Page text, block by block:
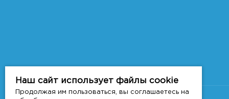
Наш сайт использует файлы cookie
Продолжая им пользоваться, вы соглашаетесь на